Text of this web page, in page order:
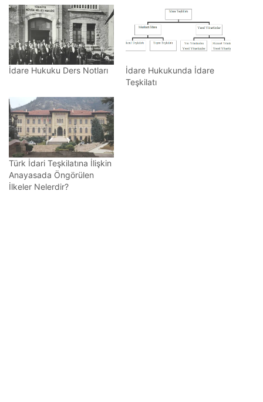
İdare Hukuku Ders Notları
İdare Hukukunda İdare
Teşkilatı
Türk İdari Teşkilatına İlişkin
Anayasada Öngörülen
İlkeler Nelerdir?